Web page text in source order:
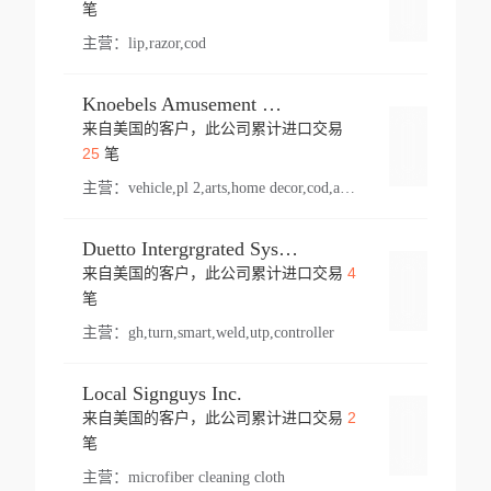
笔
主营： lip,razor,cod
Knoebels Amusement Resort
来自美国的客户，此公司累计进口交易
25笔
主营： vehicle,pl 2,arts,home decor,cod,amusement ride,sea
Duetto Intergrgrated Systems Inc.
来自美国的客户，此公司累计进口交易 4
笔
主营： gh,turn,smart,weld,utp,controller
Local Signguys Inc.
来自美国的客户，此公司累计进口交易 2
笔
主营： microfiber cleaning cloth